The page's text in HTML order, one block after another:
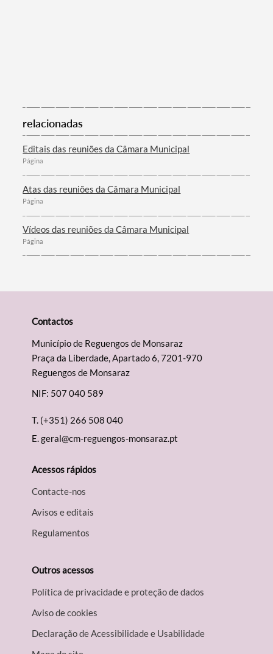
relacionadas
Editais das reuniões da Câmara Municipal
Página
Atas das reuniões da Câmara Municipal
Página
Vídeos das reuniões da Câmara Municipal
Página
Contactos
Município de Reguengos de Monsaraz
Praça da Liberdade, Apartado 6, 7201-970
Reguengos de Monsaraz
NIF: 507 040 589
T. (+351) 266 508 040
E.geral@cm-reguengos-monsaraz.pt
Acessos rápidos
Contacte-nos
Avisos e editais
Regulamentos
Outros acessos
Política de privacidade e proteção de dados
Aviso de cookies
Declaração de Acessibilidade e Usabilidade